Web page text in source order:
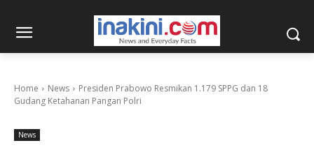
Home News
Presiden Prabowo Resmikan 1.179 SPPG dan 18
Gudang Ketahanan Pangan Polri
News